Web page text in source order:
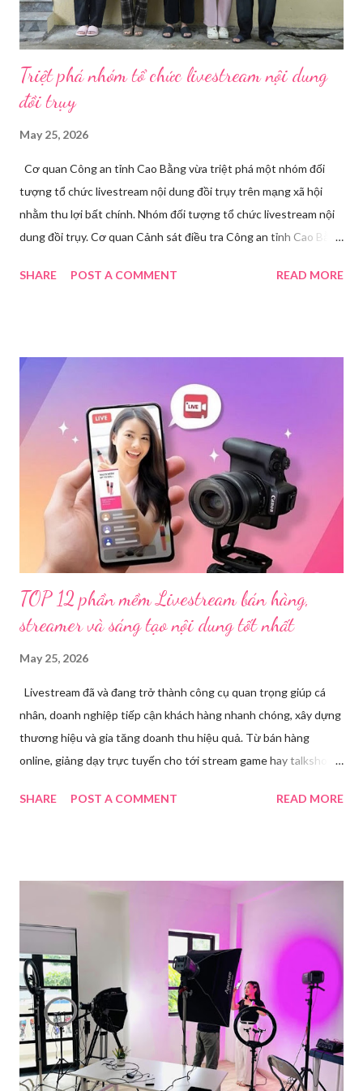
Triệt phá nhóm tổ chức livestream nội dung
đồi trụy
May 25, 2026
Cơ quan Công an tỉnh Cao Bằng vừa triệt phá một nhóm đối
tượng tổ chức livestream nội dung đồi trụy trên mạng xã hội
nhằm thu lợi bất chính. Nhóm đối tượng tổ chức livestream nội
dung đồi trụy. Cơ quan Cảnh sát điều tra Công an tỉnh Cao Bằng
tạm giam đối với Triệu Thị Dung về hành vi truyền bá văn hóa
dụng điện thoại xuất hiện các hoạt động phát trực tiếp nội dung
nhạy cảm, có dấu hiệu vi phạm pháp luật. Ngay sau khi tiếp
nhận, đơn vị đã nhanh chóng tổ chức xác minh, thu thập dữ liệu
để làm rõ. Kết quả điều tra ban đầu xác định, Triệu Thị Dung
(sinh năm 1994), trú tại xã Phủ Thông, tỉnh Thái Nguyên, cùng
một số đối tượng khác đã tham gia tổ chức livestream nội dung
đồi trụy nhằm mục đích thu lợi. Các đối tượng liên quan gồm
L.V.D (sinh ...
SHARE POST A COMMENT READ MORE
TOP 12 phần mềm Livestream bán hàng,
streamer và sáng tạo nội dung tốt nhất
May 25, 2026
Livestream đã và đang trở thành công cụ quan trọng giúp cá
nhân, doanh nghiệp tiếp cận khách hàng nhanh chóng, xây dựng
thương hiệu và gia tăng doanh thu hiệu quả. Từ bán hàng
online, giảng dạy trực tuyến cho tới stream game hay talkshow,
Trong bài viết dưới đây, chúng tôi sẽ giới thiệu chi tiết 12 công
mạng xã hội hoặc website theo thời gian thực. Để thực hiện
chuyên biệt giúp xử lý hình ảnh, âm thanh, hiệu ứng và kết nối ổn
định. Những công cụ hỗ trợ livestream chuyên biệt Hiện nay,
phần mềm Livestream không chỉ phục vụ streamer hay game thủ
mà còn là trợ thủ đắc lực cho nhà bán hàng online, giáo viên,
doanh nghiệp, nhà sáng tạo nội dung. Việc lựa chọn đúng phần
mềm sẽ giúp bu...
SHARE POST A COMMENT READ MORE